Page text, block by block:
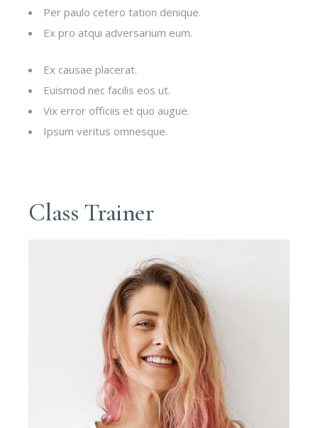
Per paulo cetero tation denique.
Ex pro atqui adversarium eum.
Ex causae placerat.
Euismod nec facilis eos ut.
Vix error officiis et quo augue.
Ipsum veritus omnesque.
Class Trainer